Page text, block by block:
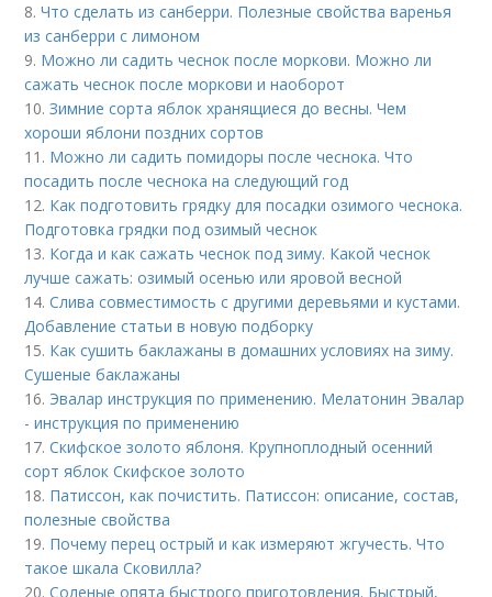
8.Что сделать из санберри. Полезные свойства варенья
из санберри с лимоном
9. Можно ли садить чеснок после моркови. Можно ли
сажать чеснок после моркови и наоборот
10.Зимние сорта яблок хранящиеся до весны. Чем
хороши яблони поздних сортов
11. Можно ли садить помидоры после чеснока. Что
посадить после чеснока на следующий год
12. Как подготовить грядку для посадки озимого чеснока.
Подготовка грядки под озимый чеснок
13. Когда и как сажать чеснок под зиму. Какой чеснок
лучше сажать: озимый осенью или яровой весной
14.Слива совместимость с другими деревьями и кустами.
Добавление статьи в новую подборку
15. Как сушить баклажаны в домашних условиях на зиму.
Сушеные баклажаны
16. Эвалар инструкция по применению. Мелатонин Эвалар
- инструкция по применению
17.Скифское золото яблоня. Крупноплодный осенний
сорт яблок Скифское золото
18. Патиссон, как почистить. Патиссон: описание, состав,
полезные свойства
19. Почему перец острый и как измеряют жгучесть. Что
такое шкала Сковилла?
20.Соленые опята быстрого приготовления. Быстрый,